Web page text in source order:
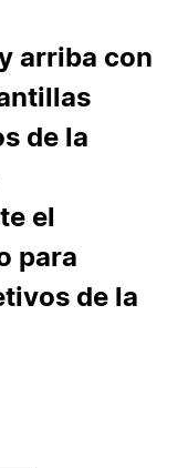
arriba con
de la
el
para
de la